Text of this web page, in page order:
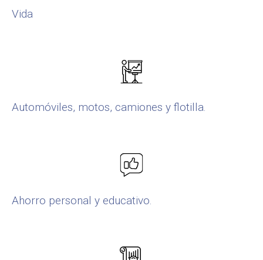
Vida
Automóviles, motos, camiones y flotilla.
Ahorro personal y educativo.